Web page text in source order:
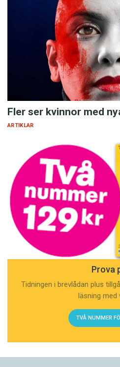
Fler ser kvinnor med
ARTIKLAR
Prova
Tidningen i brevlådan plus
läsning med
TVÅ NUMMER